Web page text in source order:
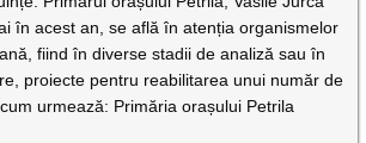
în acest an, se află în atenția organismelor
fiind în diverse stadii de analiză sau în
proiecte pentru reabilitarea unui număr de
urmează: Primăria orașului Petrila